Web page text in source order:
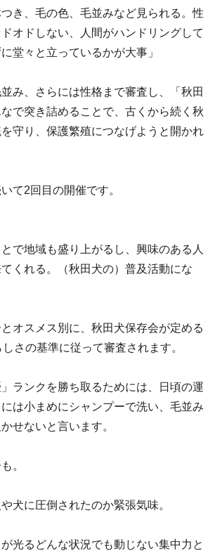
つき、毛の色、毛並みなど見られる。性
オドしない、人間がハンドリングして
堂々と立っているかが大事」
み、さらには性格まで審査し、「秋田
で突き詰めることで、古くから続く秋
守り、保護繁殖につなげようと開かれ
て2回目の開催です。
とで地域も盛り上がるし、興味のある人
くれる。（秋田犬の）普及活動にな
オスメス別に、秋田犬保存会が定める
さの基準に従って審査されます。
ランクを勝ち取るためには、日頃の運
は小まめにシャンプーで洗い、毛並み
せないと言います。
。
犬に圧倒されたのか緊張気味。
光るどんな状況でも動じない集中力と